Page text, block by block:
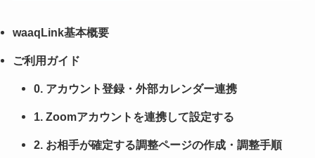
waaqLink基本概要
ご利用ガイド
0. アカウント登録・外部カレンダー連携
1. Zoomアカウントを連携して設定する
2. お相手が確定する調整ページの作成・調整手順